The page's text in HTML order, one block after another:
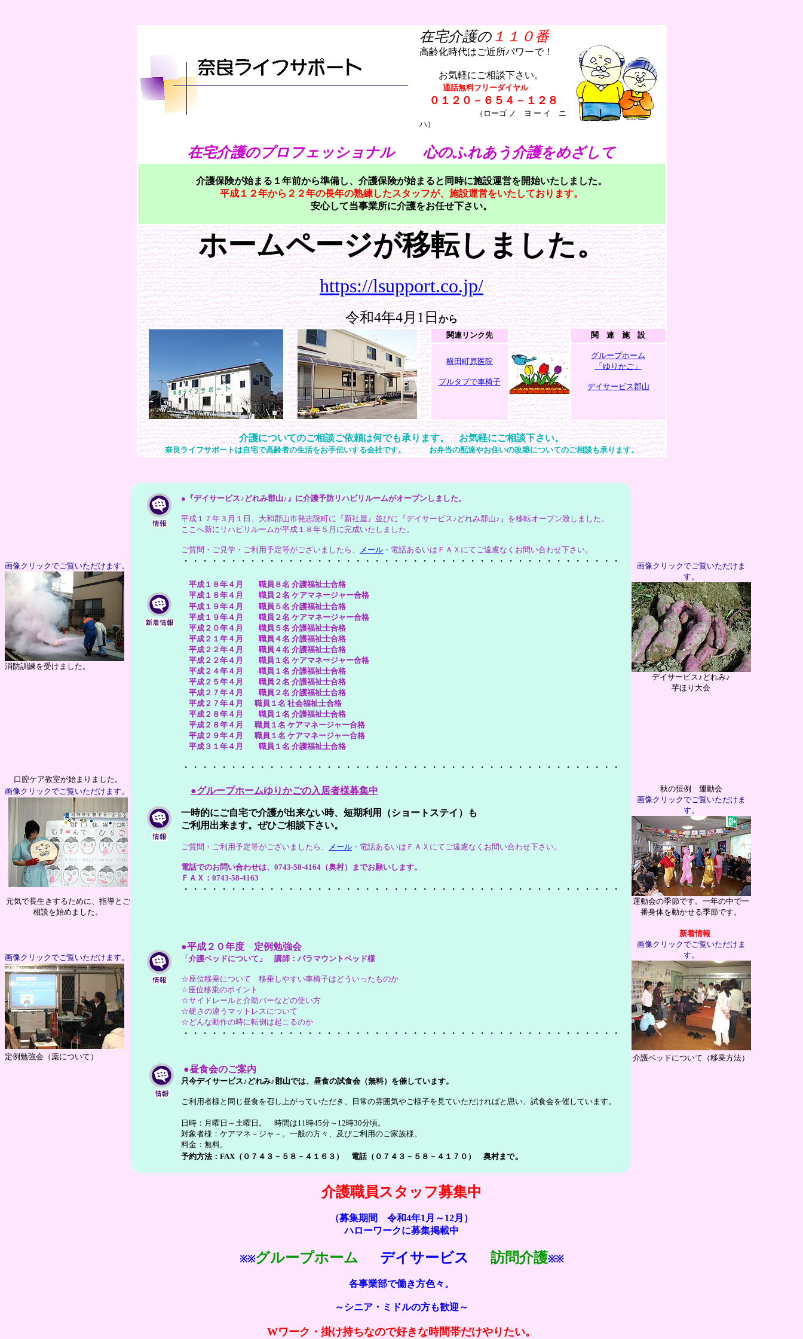
在宅介護の１１０番
高齢化時代はご近所パワーで！
お気軽にご相談下さい。
通話無料フリーダイヤル
０１２０－６５４－１２８
（ローゴ ノ ヨ ー イ ニ
ハ）
在宅介護のプロフェッショナル 心のふれあう介護をめざして
介護保険が始まる１年前から準備し、介護保険が始まると同時に施設運営を開始いたしました。
平成１２年から２２年の長年の熟練したスタッフが、施設運営をいたしております。
安心して当事業所に介護をお任せ下さい。
ホームページが移転しました。
https://lsupport.co.jp/
令和4年4月1日から
関連リンク先 関 連 施 設
横田町原医院
プルタブで車椅子
グループホーム
「ゆりかご」
デイサービス郡山
介護についてのご相談ご依頼は何でも承ります。 お気軽にご相談下さい。
奈良ライフサポートは自宅で高齢者の生活をお手伝いする会社です。 お弁当の配達やお住いの改築についてのご相談も承ります。
画像クリックでご覧いただけます。
消防訓練を受けました。
● 『デイサービス♪どれみ郡山♪』に介護予防リハビリルームがオープンしました。
平成１７年３月１日、大和郡山市発志院町に『新社屋』並びに『デイサービス♪どれみ郡山♪』を移転オープン致しました。
ここへ新にリハビリルームが平成１８年５月に完成いたしました。
ご質問・ご見学・ご利用予定等がございましたら、 メール ・電話あるいはＦＡＸにてご遠慮なくお問い合わせ下さい。
・・・・・・・・・・・・・・・・・・・・・・・・・・・・・・・・・・・・・・・・・・・・・・
平成１８年４月 職員８名 介護福祉士合格
平成１８年４月 職員２名 ケアマネージャー合格
平成１９年４月 職員５名 介護福祉士合格
平成１９年４月 職員２名 ケアマネージャー合格
平成２０年４月 職員５名 介護福祉士合格
平成２１年４月 職員４名 介護福祉士合格
平成２２年４月 職員４名 介護福祉士合格
平成２２年４月
職員１名 ケアマネージャー合格
平成２４年４月 職員１名 介護福祉士合格
平成２５年４月 職員２名 介護福祉士合格
平成２７年４月 職員２名 介護福祉士合格
平成２７年４月 職員１名 社会福祉士合格
平成２８年４月 職員１名 介護福祉士合格
平成２８年４月
職員１名 ケアマネージャー合格
平成２９年４月
職員１名 ケアマネージャー合格
平成３１年４月 職員１名 介護福祉士合格
画像クリックでご覧いただけま
す。
デイサービス♪どれみ♪
芋ほり大会
・・・・・・・・・・・・・・・・・・・・・・・・・・・・・・・・・・・・・・・・・・・・・・
口腔ケア教室が始まりました。
画像クリックでご覧いただけます 。 ●グループホームゆりかごの入居者様募集中
一時的にご自宅で介護が出来ない時、短期利用（ショートステイ）も
ご利用出来ます。ぜひご相談下さい。
ご質問・ご利用予定等がございましたら、 メール ・電話あるいはＦＡＸにてご遠慮なくお問い合わせ下さい。
電話でのお問い合わせは、0743-58-4164（奥村）までお願いします。
ＦＡＸ：0743-58-4163
・・・・・・・・・・・・・・・・・・・・・・・・・・・・・・・・・・・・・・・・・・・・・・
秋の恒例 運動会
画像クリックでご覧いただけま
す。
元気で長生きするために、指導とご
相談を始めました。
運動会の季節です。一年の中で一
番身体を動かせる季節です。
画像クリックでご覧いただけます 。
定例勉強会（薬について）
●平成２０年度 定例勉強会
「介護ベッドについて」 講師：パラマウントベッド様
☆座位移乗について 移乗しやすい車椅子はどういったものか
☆座位移乗のポイント
☆サイドレールと介助バーなどの使い方
☆硬さの違うマットレスについて
☆どんな動作の時に転倒は起こるのか
・・・・・・・・・・・・・・・・・・・・・・・・・・・・・・・・・・・・・・・・・・・・・・
新着情報
画像クリックでご覧いただけま
す。
介護ベッドについて（移乗方法）
●昼食会のご案内
只今デイサービス♪どれみ♪郡山では、昼食の試食会（無料）を催しています。
ご利用者様と同じ昼食を召し上がっていただき、日常の雰囲気やご様子を見ていただければと思い、試食会を催しています。
日時：月曜日～土曜日。 時間は11時45分～12時30分頃。
対象者様：ケアマネ－ジャ－。一般の方々、及びご利用のご家族様。
料金：無料。
予約方法：FAX（０７４３－５８－４１６３） 電話（０７４３－５８－４１７０） 奥村まで。
介護職員スタッフ募集中
（募集期間 令和4年1月～12月）
ハローワークに募集掲載中
※※グループホーム デイサービス 訪問介護※※
各事業部で働き方色々。
～シニア・ミドルの方も歓迎～
Wワーク・掛け持ちなので好きな時間帯だけやりたい。